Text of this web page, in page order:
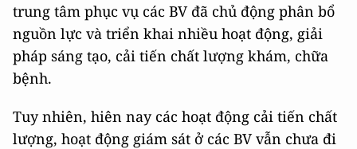
trung tâm phục vụ các BV đã chủ động phân bổ
nguồn lực và triển khai nhiều hoạt động, giải
pháp sáng tạo, cải tiến chất lượng khám, chữa
bệnh.
Tuy nhiên, hiên nay các hoạt động cải tiến chất
lượng, hoạt động giám sát ở các BV vẫn chưa đi